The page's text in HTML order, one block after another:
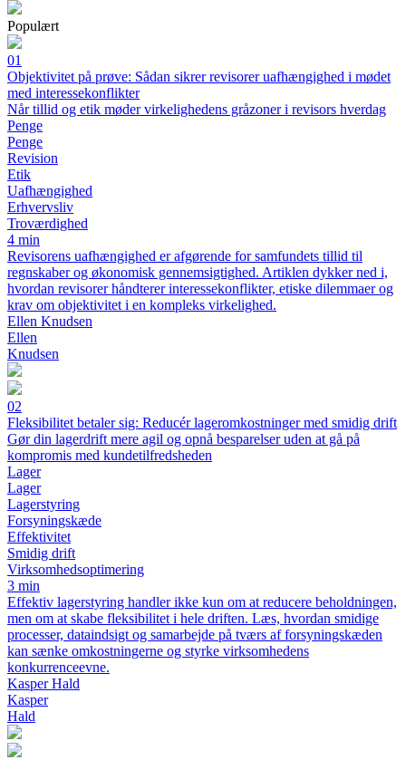
Populært
01
Objektivitet på prøve: Sådan sikrer revisorer uafhængighed i mødet
med interessekonflikter
Når tillid og etik møder virkelighedens gråzoner i revisors hverdag
Penge
Penge
Revision
Etik
Uafhængighed
Erhvervsliv
Troværdighed
4 min
Revisorens uafhængighed er afgørende for samfundets tillid til
regnskaber og økonomisk gennemsigtighed. Artiklen dykker ned i,
hvordan revisorer håndterer interessekonflikter, etiske dilemmaer og
krav om objektivitet i en kompleks virkelighed.
Ellen Knudsen
Ellen
Knudsen
02
Fleksibilitet betaler sig: Reducér lageromkostninger med smidig drift
Gør din lagerdrift mere agil og opnå besparelser uden at gå på
kompromis med kundetilfredsheden
Lager
Lager
Lagerstyring
Forsyningskæde
Effektivitet
Smidig drift
Virksomhedsoptimering
3 min
Effektiv lagerstyring handler ikke kun om at reducere beholdningen,
men om at skabe fleksibilitet i hele driften. Læs, hvordan smidige
processer, dataindsigt og samarbejde på tværs af forsyningskæden
kan sænke omkostningerne og styrke virksomhedens
konkurrenceevne.
Kasper Hald
Kasper
Hald